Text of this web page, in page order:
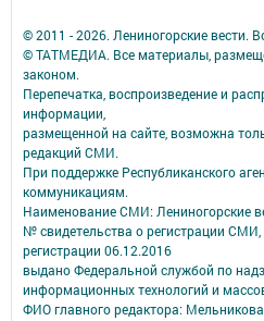
© 2011 - 2026. Лениногорские вести.
© ТАТМЕДИА. Все материалы,
законом.
Перепечатка, воспроизведение и
информации,
размещенной на сайте, возможна
редакций СМИ.
При поддержке Республиканского
коммуникациям.
Наименование СМИ: Лениногорские
№ свидетельства о регистрации
регистрации 06.12.2016
выдано Федеральной службой по
информационных технологий и
ФИО главного редактора: